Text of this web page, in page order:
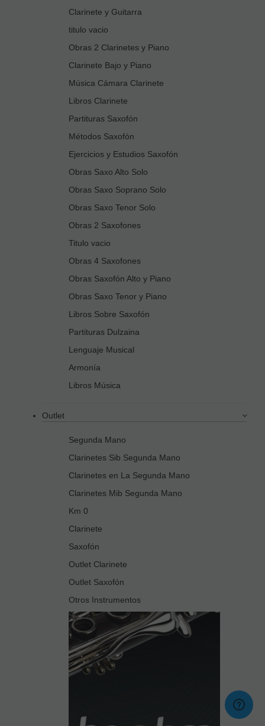
Clarinete y Guitarra
titulo vacio
Obras 2 Clarinetes y Piano
Clarinete Bajo y Piano
Música Cámara Clarinete
Libros Clarinete
Partituras Saxofón
Métodos Saxofón
Ejercicios y Estudios Saxofón
Obras Saxo Alto Solo
Obras Saxo Soprano Solo
Obras Saxo Tenor Solo
Obras 2 Saxofones
Titulo vacio
Obras 4 Saxofones
Obras Saxofón Alto y Piano
Obras Saxo Tenor y Piano
Libros Sobre Saxofón
Partituras Dulzaina
Lenguaje Musical
Armonía
Libros Música
Outlet
Segunda Mano
Clarinetes Sib Segunda Mano
Clarinetes en La Segunda Mano
Clarinetes Mib Segunda Mano
Km 0
Clarinete
Saxofón
Outlet Clarinete
Outlet Saxofón
Otros Instrumentos